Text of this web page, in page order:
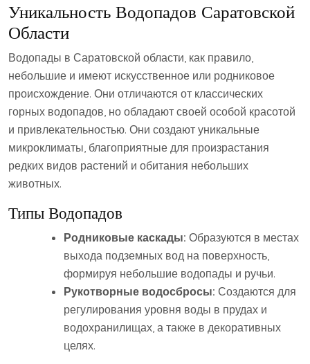
Уникальность Водопадов Саратовской
Области
Водопады в Саратовской области, как правило,
небольшие и имеют искусственное или родниковое
происхождение. Они отличаются от классических
горных водопадов, но обладают своей особой красотой
и привлекательностью. Они создают уникальные
микроклиматы, благоприятные для произрастания
редких видов растений и обитания небольших
животных.
Типы Водопадов
Родниковые каскады: Образуются в местах
выхода подземных вод на поверхность,
формируя небольшие водопады и ручьи.
Рукотворные водосбросы: Создаются для
регулирования уровня воды в прудах и
водохранилищах, а также в декоративных
целях.